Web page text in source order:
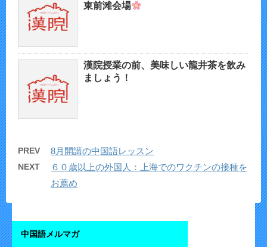
東前滩会場
漢院授業の前、美味しい龍井茶を飲み
ましょう！
PREV 8月開講の中国語レッスン
NEXT
６０歳以上の外国人：上海でのワクチンの接種を
お薦め
中国語メルマガ